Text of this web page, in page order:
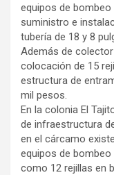
equipos de
suministro e
tubería de 18 y 8
Además de
colocación de 15
estructura de
mil pesos.
En la colonia El
de infraestructura
en el cárcamo
equipos de
como 12 rejillas en